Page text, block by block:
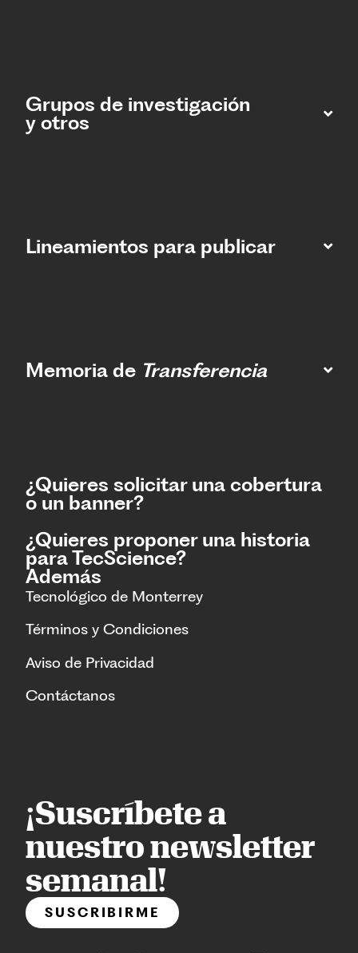
Grupos de investigación
y otros
Lineamientos para publicar
Memoria de Transferencia
¿Quieres solicitar una cobertura
o un banner?
¿Quieres proponer una historia
para TecScience?
Además
Tecnológico de Monterrey
Términos y Condiciones
Aviso de Privacidad
Contáctanos
¡Suscríbete a
nuestro newsletter
semanal!
SUSCRIBIRME